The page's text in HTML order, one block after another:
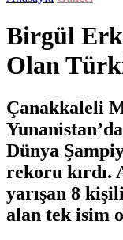
Birgül
Olan
Çanakkaleli
Dünya
rekoru kırdı.
yarışan 8
alan tek isim